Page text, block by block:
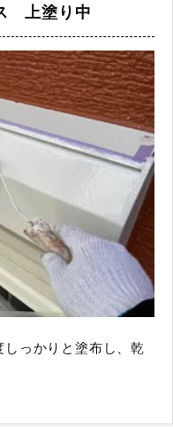
上塗り中
っかりと塗布し、乾